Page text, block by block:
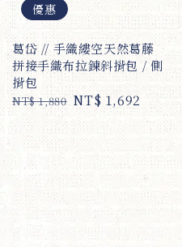
優惠
葛岱 // 手織縷空天然葛藤
拼接手織布拉鍊斜揹包 / 側
揹包
Regular
price
NT$ 1,880 Sale
price
NT$ 1,692